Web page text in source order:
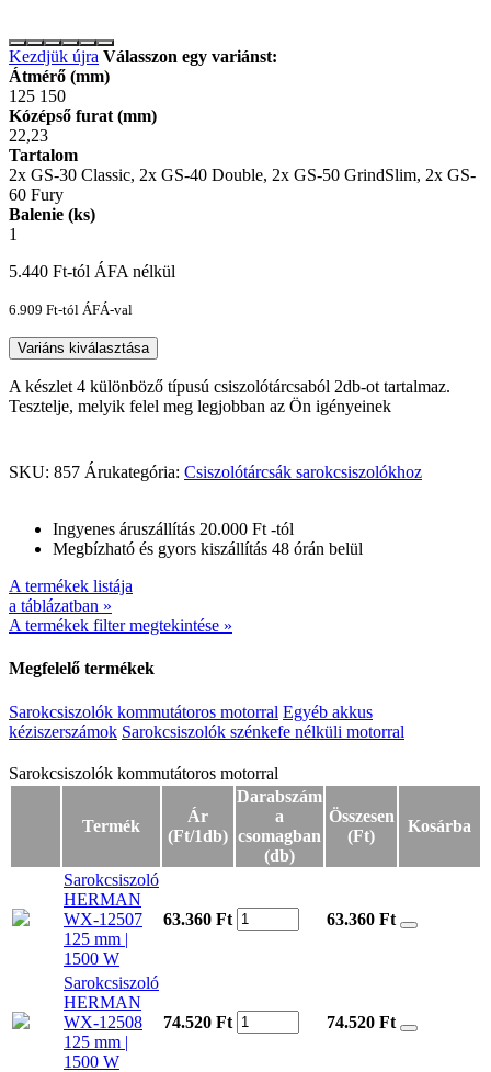
Kezdjük újra Válasszon egy variánst:
Átmérő (mm)
125 150
Kózépső furat (mm)
22,23
Tartalom
2x GS-30 Classic, 2x GS-40 Double, 2x GS-50 GrindSlim, 2x GS-
60 Fury
Balenie (ks)
1
5.440 Ft-tól ÁFA nélkül
6.909 Ft-tól ÁFÁ-val
Variáns kiválasztása
A készlet 4 különböző típusú csiszolótárcsaból 2db-ot tartalmaz.
Tesztelje, melyik felel meg legjobban az Ön igényeinek
SKU: 857 Árukategória: Csiszolótárcsák sarokcsiszolókhoz
Ingyenes áruszállítás 20.000 Ft -tól
Megbízható és gyors kiszállítás 48 órán belül
A termékek listája
a táblázatban »
A termékek filter megtekintése »
Megfelelő termékek
Sarokcsiszolók kommutátoros motorral Egyéb akkus
kéziszerszámok Sarokcsiszolók szénkefe nélküli motorral
Sarokcsiszolók kommutátoros motorral
Sarokcsiszolók kommutátoros motorral
Termék
Ár
(Ft/1db)
Darabszám
a
csomagban
(db)
Összesen
(Ft)
Kosárba
Sarokcsiszoló
HERMAN
WX-12507
125 mm |
1500 W
63.360 Ft 63.360 Ft
Sarokcsiszoló
HERMAN
WX-12508
125 mm |
1500 W
74.520 Ft 74.520 Ft